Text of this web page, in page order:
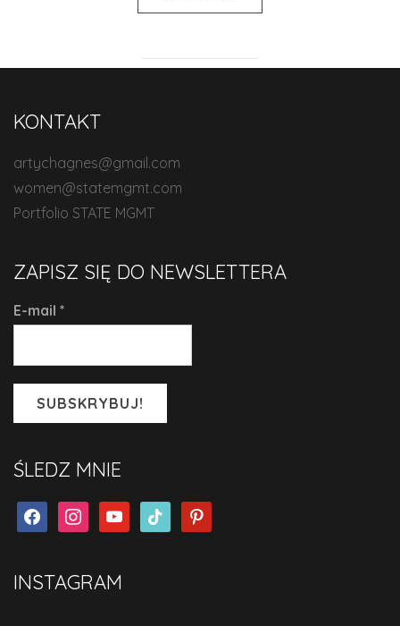
KONTAKT
artychagnes@gmail.com
women@statemgmt.com
Portfolio STATE MGMT
ZAPISZ SIĘ DO NEWSLETTERA
E-mail *
ŚLEDZ MNIE
facebookinstagramyoutubetiktok pinterest
INSTAGRAM